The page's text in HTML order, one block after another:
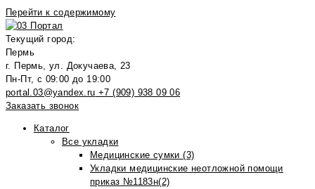
Перейти к содержимому
Текущий город:
Пермь
г. Пермь, ул. Докучаева, 23
Пн-Пт, с 09:00 до 19:00
portal.03@yandex.ru +7 (909) 938 09 06
Заказать звонок
Каталог
Все укладки
Медицинские сумки (3)
Укладки медицинские неотложной помощи
приказ №1183н(2)